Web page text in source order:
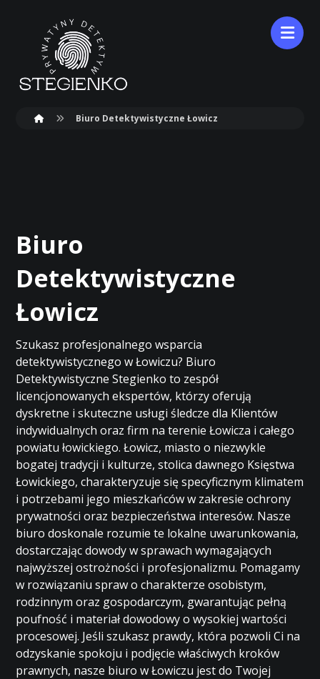
Biuro Detektywistyczne Łowicz
Biuro
Detektywistyczne
Łowicz
Szukasz profesjonalnego wsparcia
detektywistycznego w Łowiczu? Biuro
Detektywistyczne Stegienko to zespół
licencjonowanych ekspertów, którzy oferują
dyskretne i skuteczne usługi śledcze dla Klientów
indywidualnych oraz firm na terenie Łowicza i całego
powiatu łowickiego. Łowicz, miasto o niezwykle
bogatej tradycji i kulturze, stolica dawnego Księstwa
Łowickiego, charakteryzuje się specyficznym klimatem
i potrzebami jego mieszkańców w zakresie ochrony
prywatności oraz bezpieczeństwa interesów. Nasze
biuro doskonale rozumie te lokalne uwarunkowania,
dostarczając dowody w sprawach wymagających
najwyższej ostrożności i profesjonalizmu. Pomagamy
w rozwiązaniu spraw o charakterze osobistym,
rodzinnym oraz gospodarczym, gwarantując pełną
poufność i materiał dowodowy o wysokiej wartości
procesowej. Jeśli szukasz prawdy, która pozwoli Ci na
odzyskanie spokoju i podjęcie właściwych kroków
prawnych, nasze biuro w Łowiczu jest do Twojej